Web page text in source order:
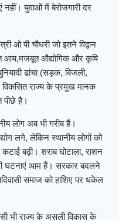
युवाओं में बेरोजगारी दर
ओ पी चौधरी जो इतने विद्वान
आय,मजबूत औद्योगिक और कृषि
ढांचा (सड़क, बिजली,
विकसित राज्य के प्रमुख मानक
पीछे है।
लोग अब भी गरीब हैं।
लगे, लेकिन स्थानीय लोगों को
बढ़ी। शराब घोटाला, राशन
घटनाएं आम हैं। सरकार बदलने
समाज को हाशिए पर धकेल
भी राज्य के असली विकास के